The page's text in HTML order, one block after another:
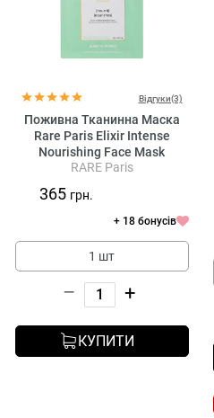
Відгуки(3)
Поживна Тканинна Маска
Rare Paris Elixir Intense
Nourishing Face Mask
RARE Paris
365 грн.
+ 18 бонусів
1 шт
– +
КУПИТИ